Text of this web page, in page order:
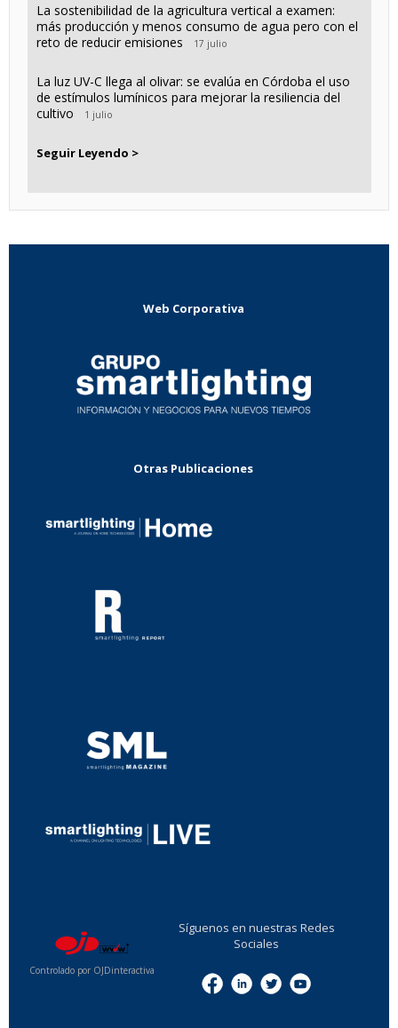
La sostenibilidad de la agricultura vertical a examen:
más producción y menos consumo de agua pero con el
reto de reducir emisiones
17 julio
La luz UV-C llega al olivar: se evalúa en Córdoba el uso
de estímulos lumínicos para mejorar la resiliencia del
cultivo
1 julio
Seguir Leyendo >
Web Corporativa
Otras Publicaciones
Controlado por OJDinteractiva
Síguenos en nuestras Redes
Sociales